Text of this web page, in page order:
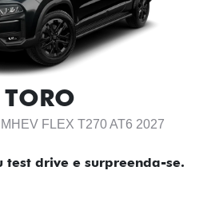
TORO
FLEX T270 AT6 2027
test drive e surpreenda-se.